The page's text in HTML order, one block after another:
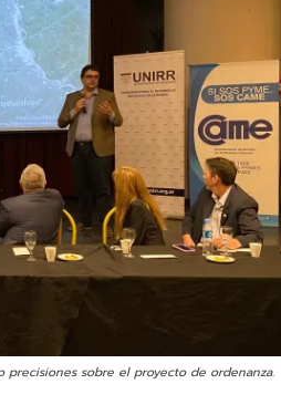
precisiones sobre el proyecto de ordenanza.